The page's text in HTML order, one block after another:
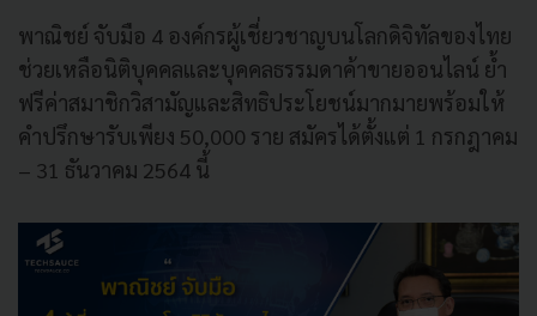
พาณิชย์ จับมือ 4 องค์กรผู้เชี่ยวชาญบนโลกดิจิทัลของไทย
ช่วยเหลือนิติบุคคลและบุคคลธรรมดาค้าขายออนไลน์ ย้ำ
ฟรีค่าสมาชิกวิสามัญและสิทธิประโยชน์มากมายพร้อมให้
คำปรึกษารับเพียง 50,000 ราย สมัครได้ตั้งแต่ 1 กรกฎาคม
– 31 ธันวาคม 2564 นี้